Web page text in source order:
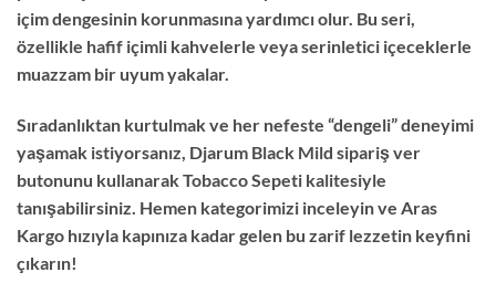
içim dengesinin korunmasına yardımcı olur. Bu seri,
özellikle hafif içimli kahvelerle veya serinletici içeceklerle
muazzam bir uyum yakalar.
Sıradanlıktan kurtulmak ve her nefeste “dengeli” deneyimi
yaşamak istiyorsanız, Djarum Black Mild sipariş ver
butonunu kullanarak Tobacco Sepeti kalitesiyle
tanışabilirsiniz. Hemen kategorimizi inceleyin ve Aras
Kargo hızıyla kapınıza kadar gelen bu zarif lezzetin keyfini
çıkarın!